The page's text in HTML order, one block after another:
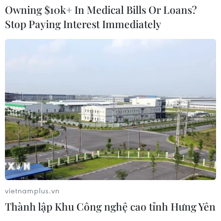
CƠ QUAN CHỦ QUẢN: THÔNG TẤN XÃ VIỆT NAM
Tổng Biên tập: TRẦN TIẾN DUẨN
Phó Tổng Biên tập: NGUYỄN THỊ TÁM, KHÚC THANH
THỦY
Sở hữu trí tuệ
Hỗ trợ
Owning $10k+ In Medical Bills Or Loans?
Stop Paying Interest Immediately
vietnamplus.vn
Thành lập Khu Công nghệ cao tỉnh Hưng Yên